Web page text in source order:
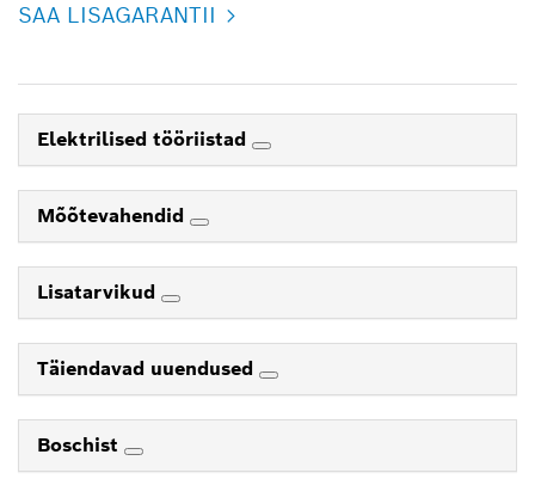
SAA LISAGARANTII
Elektrilised tööriistad
Mõõtevahendid
Lisatarvikud
Täiendavad uuendused
Boschist